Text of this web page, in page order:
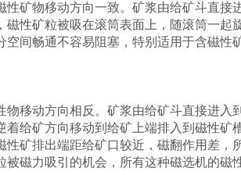
性矿物移动方向一致。矿浆由给矿斗直
磁性矿粒被吸在滚筒表面上，随滚筒一
间畅通不容易阻塞，特别适用于含磁性
物移动方向相反。矿浆由给矿斗直接进
给矿方向移动到给矿上端排入到磁性
矿排出端距给矿口较近，磁翻作用差
磁力吸引的机会，所有这种磁选机的